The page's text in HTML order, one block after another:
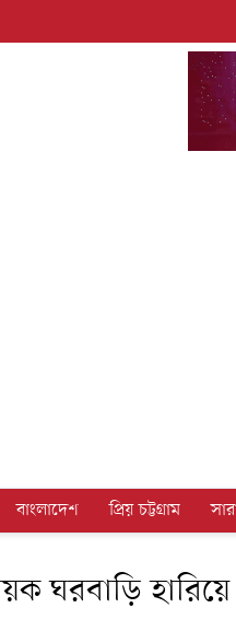
বাংলাদেশ প্রিয় চট্টগ্রাম
ঘরবাড়ি হারিয়ে